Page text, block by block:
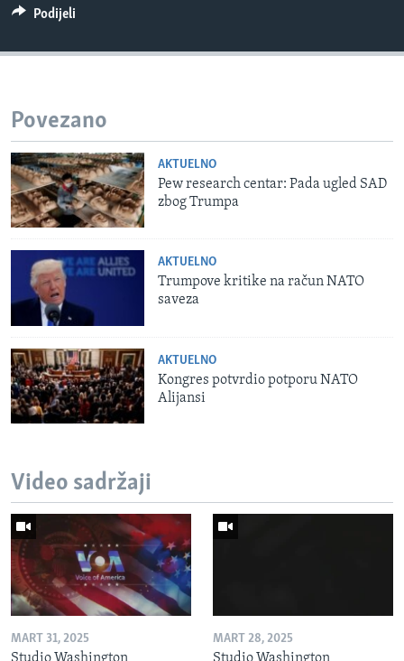
Podijeli
Povezano
AKTUELNO
Pew research centar: Pada ugled SAD
zbog Trumpa
AKTUELNO
Trumpove kritike na račun NATO
saveza
AKTUELNO
Kongres potvrdio potporu NATO
Alijansi
Video sadržaji
MART 31, 2025 MART 28, 2025